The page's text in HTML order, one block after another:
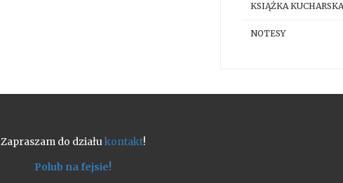
KSIĄŻKA KUCHARSKA
NOTESY
Zapraszam do działukontakt!
Polub na fejsie!